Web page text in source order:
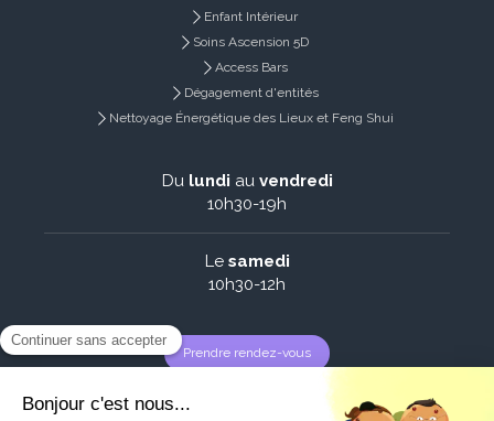
Enfant Intérieur
Soins Ascension 5D
Access Bars
Dégagement d'entités
Nettoyage Énergétique des Lieux et Feng Shui
Du lundi au vendredi
10h30-19h
Le samedi
10h30-12h
Prendre rendez-vous